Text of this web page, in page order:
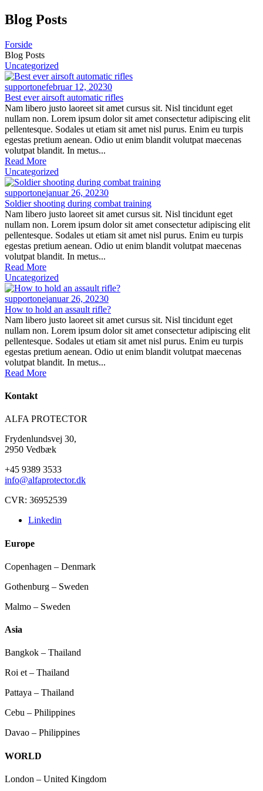
Videre
til
Blog Posts
Forside
Blog Posts
Uncategorized
supportonefebruar 12, 20230
Best ever airsoft automatic rifles
Nam libero justo laoreet sit amet cursus sit. Nisl tincidunt eget
nullam non. Lorem ipsum dolor sit amet consectetur adipiscing elit
pellentesque. Sodales ut etiam sit amet nisl purus. Enim eu turpis
egestas pretium aenean. Odio ut enim blandit volutpat maecenas
volutpat blandit. In metus...
Read More
Uncategorized
supportonejanuar 26, 20230
Soldier shooting during combat training
Nam libero justo laoreet sit amet cursus sit. Nisl tincidunt eget
nullam non. Lorem ipsum dolor sit amet consectetur adipiscing elit
pellentesque. Sodales ut etiam sit amet nisl purus. Enim eu turpis
egestas pretium aenean. Odio ut enim blandit volutpat maecenas
volutpat blandit. In metus...
Read More
Uncategorized
supportonejanuar 26, 20230
How to hold an assault rifle?
Nam libero justo laoreet sit amet cursus sit. Nisl tincidunt eget
nullam non. Lorem ipsum dolor sit amet consectetur adipiscing elit
pellentesque. Sodales ut etiam sit amet nisl purus. Enim eu turpis
egestas pretium aenean. Odio ut enim blandit volutpat maecenas
volutpat blandit. In metus...
Read More
Kontakt
ALFA PROTECTOR
Frydenlundsvej 30,
2950 Vedbæk
+45 9389 3533
info@alfaprotector.dk
CVR: 36952539
Linkedin
Europe
Copenhagen – Denmark
Gothenburg – Sweden
Malmo – Sweden
Asia
Bangkok – Thailand
Roi et – Thailand
Pattaya – Thailand
Cebu – Philippines
Davao – Philippines
WORLD
London – United Kingdom